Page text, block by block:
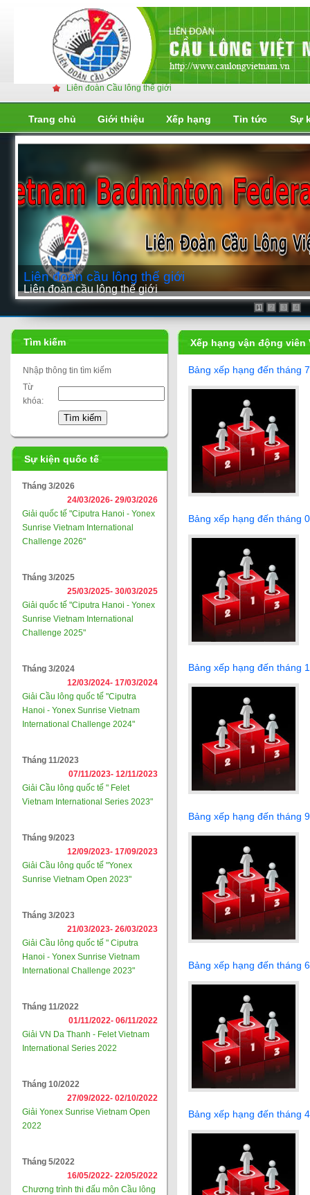
Liên đoàn Cầu lông thế giới
Trang chủ Giới thiệu Xếp hạng Tin tức Sự
Liên đoàn cầu lông thế giới
Liên đoàn cầu lông thế giới
1 2 3 4
Tìm kiếm
Nhập thông tin tìm kiếm
Từ
khóa:
Sự kiện quốc tế
Tháng 3/2026
24/03/2026- 29/03/2026
Giải quốc tế "Ciputra Hanoi - Yonex
Sunrise Vietnam International
Challenge 2026"
Tháng 3/2025
25/03/2025- 30/03/2025
Giải quốc tế "Ciputra Hanoi - Yonex
Sunrise Vietnam International
Challenge 2025"
Tháng 3/2024
12/03/2024- 17/03/2024
Giải Cầu lông quốc tế "Ciputra
Hanoi - Yonex Sunrise Vietnam
International Challenge 2024"
Tháng 11/2023
07/11/2023- 12/11/2023
Giải Cầu lông quốc tế " Felet
Vietnam International Series 2023"
Tháng 9/2023
12/09/2023- 17/09/2023
Giải Cầu lông quốc tế "Yonex
Sunrise Vietnam Open 2023"
Tháng 3/2023
21/03/2023- 26/03/2023
Giải Cầu lông quốc tế " Ciputra
Hanoi - Yonex Sunrise Vietnam
International Challenge 2023"
Tháng 11/2022
01/11/2022- 06/11/2022
Giải VN Da Thanh - Felet Vietnam
International Series 2022
Tháng 10/2022
27/09/2022- 02/10/2022
Giải Yonex Sunrise Vietnam Open
2022
Tháng 5/2022
16/05/2022- 22/05/2022
Chương trình thi đấu môn Cầu lông
Xếp hạng vận động viên
Bảng xếp hạng đến tháng
Bảng xếp hạng đến tháng
Bảng xếp hạng đến tháng
Bảng xếp hạng đến tháng
Bảng xếp hạng đến tháng
Bảng xếp hạng đến tháng